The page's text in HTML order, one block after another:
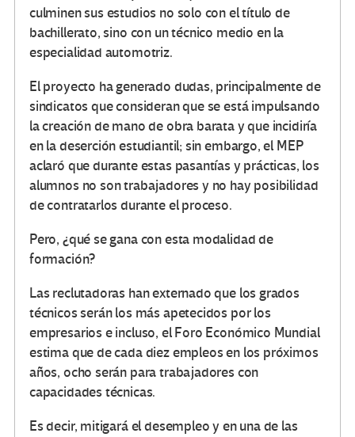
culminen sus estudios no solo con el título de
bachillerato, sino con un técnico medio en la
especialidad automotriz.
El proyecto ha generado dudas, principalmente de
sindicatos que consideran que se está impulsando
la creación de mano de obra barata y que incidiría
en la deserción estudiantil; sin embargo, el MEP
aclaró que durante estas pasantías y prácticas, los
alumnos no son trabajadores y no hay posibilidad
de contratarlos durante el proceso.
Pero, ¿qué se gana con esta modalidad de
formación?
Las reclutadoras han externado que los grados
técnicos serán los más apetecidos por los
empresarios e incluso, el Foro Económico Mundial
estima que de cada diez empleos en los próximos
años, ocho serán para trabajadores con
capacidades técnicas.
Es decir, mitigará el desempleo y en una de las